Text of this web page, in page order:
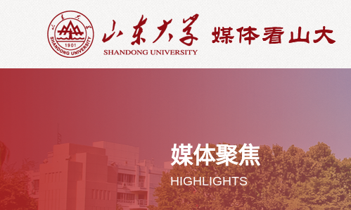
媒体聚焦
HIGHLIGHTS